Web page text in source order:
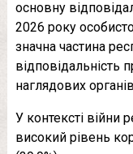
основну
2026 року
значна частина
відповідальність
наглядових
У контексті війни
високий рівень